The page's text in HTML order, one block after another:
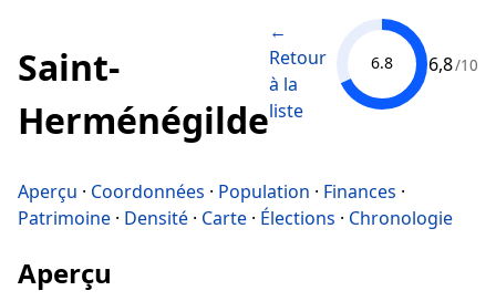
Saint-
Herménégilde
←
Retour
à la
liste
6.8 6,8/10
Aperçu · Coordonnées · Population · Finances ·
Patrimoine · Densité · Carte · Élections · Chronologie
Aperçu